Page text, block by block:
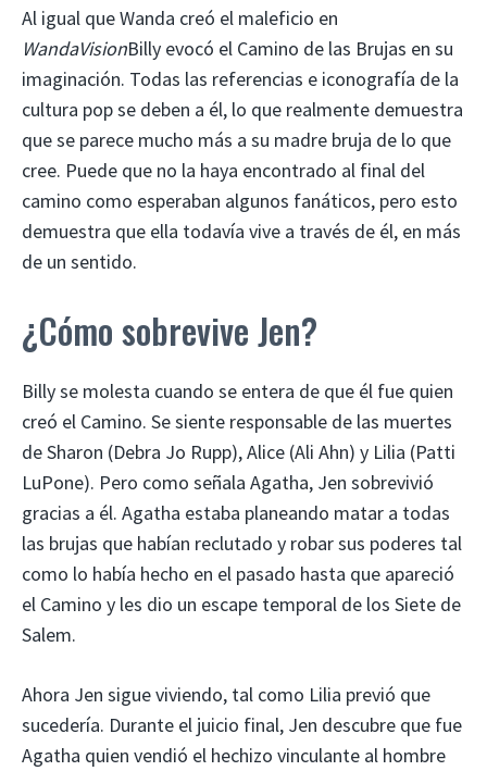
Al igual que Wanda creó el maleficio en
WandaVisionBilly evocó el Camino de las Brujas en su
imaginación. Todas las referencias e iconografía de la
cultura pop se deben a él, lo que realmente demuestra
que se parece mucho más a su madre bruja de lo que
cree. Puede que no la haya encontrado al final del
camino como esperaban algunos fanáticos, pero esto
demuestra que ella todavía vive a través de él, en más
de un sentido.
¿Cómo sobrevive Jen?
Billy se molesta cuando se entera de que él fue quien
creó el Camino. Se siente responsable de las muertes
de Sharon (Debra Jo Rupp), Alice (Ali Ahn) y Lilia (Patti
LuPone). Pero como señala Agatha, Jen sobrevivió
gracias a él. Agatha estaba planeando matar a todas
las brujas que habían reclutado y robar sus poderes tal
como lo había hecho en el pasado hasta que apareció
el Camino y les dio un escape temporal de los Siete de
Salem.
Ahora Jen sigue viviendo, tal como Lilia previó que
sucedería. Durante el juicio final, Jen descubre que fue
Agatha quien vendió el hechizo vinculante al hombre